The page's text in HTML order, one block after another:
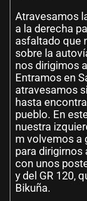
Atravesamos
a la derecha
asfaltado que
sobre la
nos dirigimos
Entramos en
atravesamos
hasta
pueblo. En
nuestra
m volvemos a
para dirigirnos
con unos
y del GR 120,
Bikuña.